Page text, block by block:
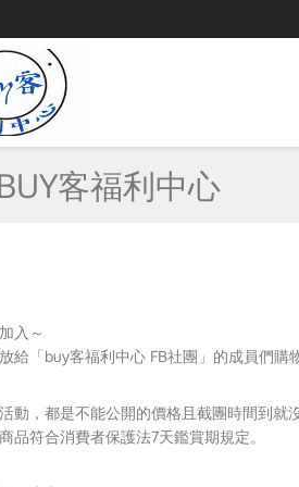
客福利中心
入～
給「buy客福利中心 FB社團」的成員們購
動，都是不能公開的價格且截團時間到就
品符合消費者保護法7天鑑賞期規定。